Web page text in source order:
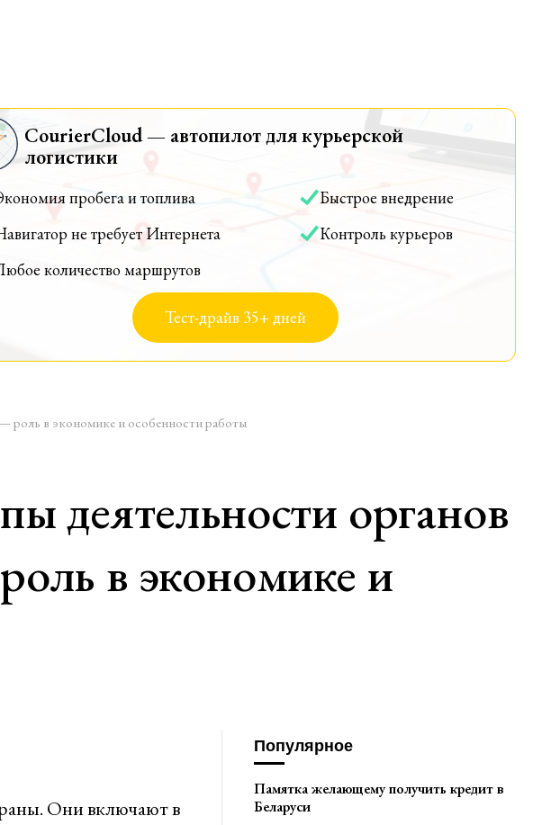
CourierCloud — автопилот для курьерской
логистики
пробега и топлива
Быстрое внедрение
не требует Интернета
Контроль курьеров
количество маршрутов
Тест-драйв 35+ дней
роль в экономике и особенности работы
деятельности органов
в экономике и
Они включают в
Популярное
Памятка желающему получить кредит в
Беларуси